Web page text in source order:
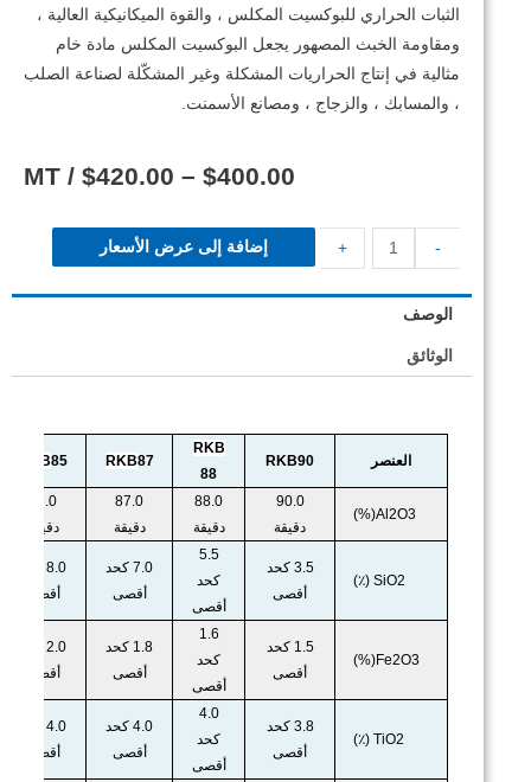
الثبات الحراري للبوكسيت المكلس ، والقوة الميكانيكية العالية ،
ومقاومة الخبث المصهور يجعل البوكسيت المكلس مادة خام
مثالية في إنتاج الحراريات المشكلة وغير المشكّلة لصناعة الصلب
، والمسابك ، والزجاج ، ومصانع الأسمنت.
$400.00
–
$420.00
/ MT
-
+ إضافة إلى عرض الأسعار
الوصف
الوثائق
العنصر RKB90
RKB
88
RKB87
RKB85
Al2O3(%)
90.0
دقيقة
88.0
دقيقة
87.0
دقيقة
85.0
دقيقة
SiO2 (٪)
3.5 كحد
أقصى
5.5
كحد
أقصى
7.0 كحد
أقصى
أقصى
Fe2O3(%)
1.5 كحد
أقصى
1.6
كحد
أقصى
1.8 كحد
أقصى
أقصى
TiO2 (٪)
3.8 كحد
أقصى
4.0
كحد
أقصى
4.0 كحد
أقصى
أقصى